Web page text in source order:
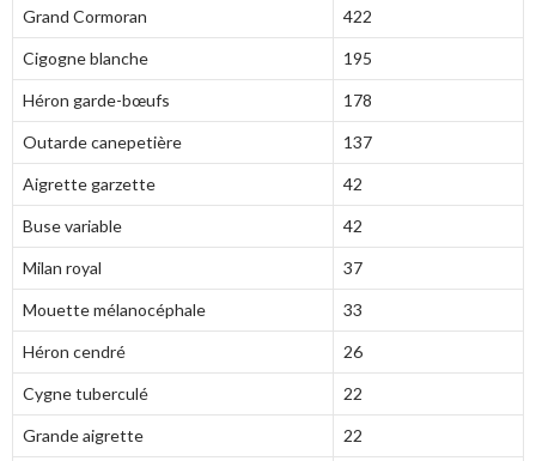
Grand Cormoran 422
Cigogne blanche 195
Héron garde-bœufs 178
Outarde canepetière 137
Aigrette garzette 42
Buse variable 42
Milan royal 37
Mouette mélanocéphale 33
Héron cendré 26
Cygne tuberculé 22
Grande aigrette 22